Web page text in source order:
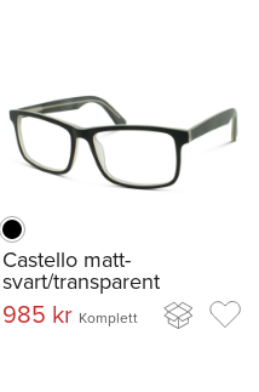
Castello matt-
svart/transparent
985 kr Komplett